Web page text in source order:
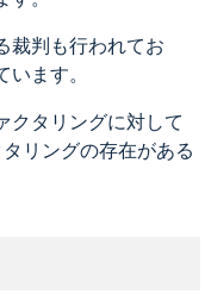
裁判も行われてお
ます。
クタリングに対して
リングの存在がある